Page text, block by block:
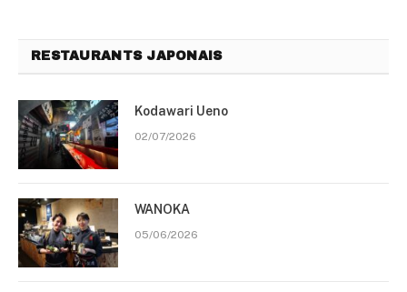
RESTAURANTS JAPONAIS
Kodawari Ueno
02/07/2026
WANOKA
05/06/2026